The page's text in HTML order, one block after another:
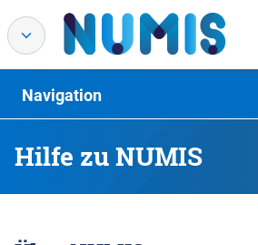
Hilfe zu NUMIS
Navigation